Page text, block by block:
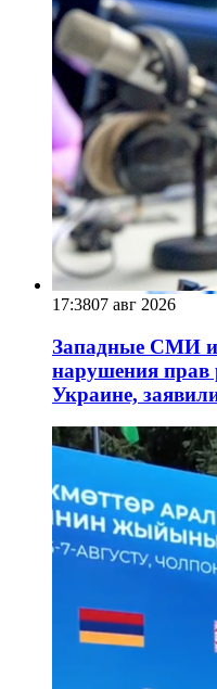
17:3807 авг 2026
Западные СМИ и
нарушения прав
Украине,